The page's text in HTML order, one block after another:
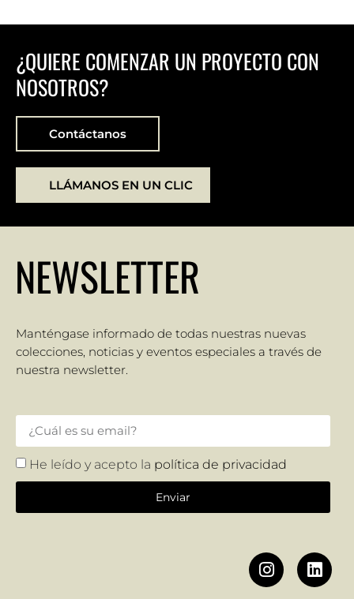
¿QUIERE COMENZAR UN PROYECTO CON
NOSOTROS?
Contáctanos
LLÁMANOS EN UN CLIC
NEWSLETTER
Manténgase informado de todas nuestras nuevas
colecciones, noticias y eventos especiales a través de
nuestra newsletter.
He leído y acepto la política de privacidad
Enviar